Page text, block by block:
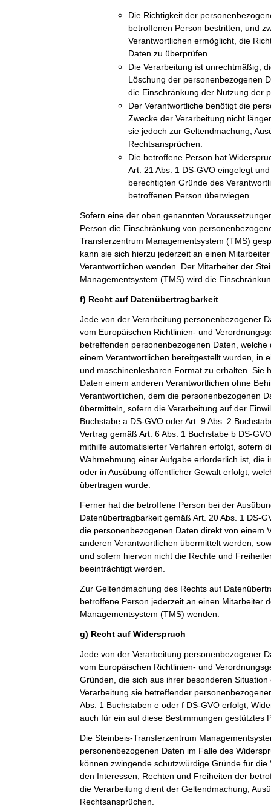
Die Richtigkeit der
betroffenen Person bestritten, und
Verantwortlichen ermöglicht, die
Daten zu überprüfen.
Die Verarbeitung ist unrechtmäßig,
Löschung der personenbezogenen
die Einschränkung der Nutzung der
Der Verantwortliche benötigt die
Zwecke der Verarbeitung nicht
sie jedoch zur Geltendmachung,
Rechtsansprüchen.
Die betroffene Person hat
Art. 21 Abs. 1 DS-GVO eingelegt
berechtigten Gründe des
betroffenen Person überwiegen.
Sofern eine der oben genannten
Person die Einschränkung von
Transferzentrum Managementsystem (TMS)
kann sie sich hierzu jederzeit an einen
Verantwortlichen wenden. Der Mitarbeiter der
Managementsystem (TMS) wird die
f) Recht auf Datenübertragbarkeit
Jede von der Verarbeitung personenbezogener
vom Europäischen Richtlinien- und
betreffenden personenbezogenen Daten,
einem Verantwortlichen bereitgestellt wurden, in
und maschinenlesbaren Format zu erhalten. Sie
Daten einem anderen Verantwortlichen ohne
Verantwortlichen, dem die personenbezogenen
übermitteln, sofern die Verarbeitung auf der
Buchstabe a DS-GVO oder Art. 9 Abs. 2
Vertrag gemäß Art. 6 Abs. 1 Buchstabe b DS-
mithilfe automatisierter Verfahren erfolgt, sofern
Wahrnehmung einer Aufgabe erforderlich ist, die
oder in Ausübung öffentlicher Gewalt erfolgt,
übertragen wurde.
Ferner hat die betroffene Person bei der
Datenübertragbarkeit gemäß Art. 20 Abs. 1 DS-
die personenbezogenen Daten direkt von einem
anderen Verantwortlichen übermittelt werden,
und sofern hiervon nicht die Rechte und
beeinträchtigt werden.
Zur Geltendmachung des Rechts auf
betroffene Person jederzeit an einen Mitarbeiter
Managementsystem (TMS) wenden.
g) Recht auf Widerspruch
Jede von der Verarbeitung personenbezogener
vom Europäischen Richtlinien- und
Gründen, die sich aus ihrer besonderen
Verarbeitung sie betreffender
Abs. 1 Buchstaben e oder f DS-GVO erfolgt,
auch für ein auf diese Bestimmungen gestütztes
Die Steinbeis-Transferzentrum
personenbezogenen Daten im Falle des
können zwingende schutzwürdige Gründe für
den Interessen, Rechten und Freiheiten der
die Verarbeitung dient der Geltendmachung,
Rechtsansprüchen.